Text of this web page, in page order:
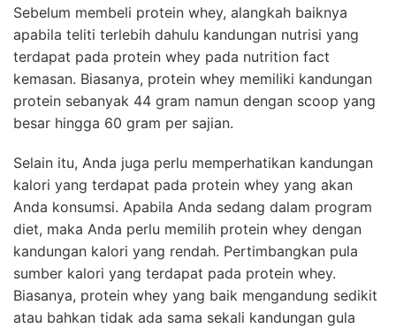
Sebelum membeli protein whey, alangkah baiknya
apabila teliti terlebih dahulu kandungan nutrisi yang
terdapat pada protein whey pada nutrition fact
kemasan. Biasanya, protein whey memiliki kandungan
protein sebanyak 44 gram namun dengan scoop yang
besar hingga 60 gram per sajian.
Selain itu, Anda juga perlu memperhatikan kandungan
kalori yang terdapat pada protein whey yang akan
Anda konsumsi. Apabila Anda sedang dalam program
diet, maka Anda perlu memilih protein whey dengan
kandungan kalori yang rendah. Pertimbangkan pula
sumber kalori yang terdapat pada protein whey.
Biasanya, protein whey yang baik mengandung sedikit
atau bahkan tidak ada sama sekali kandungan gula